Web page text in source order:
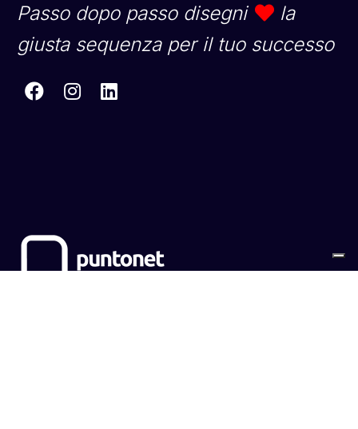
Passo dopo passo disegni
la
giusta sequenza per il tuo successo